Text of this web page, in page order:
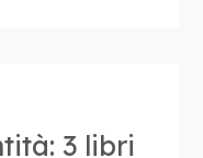
3 libri